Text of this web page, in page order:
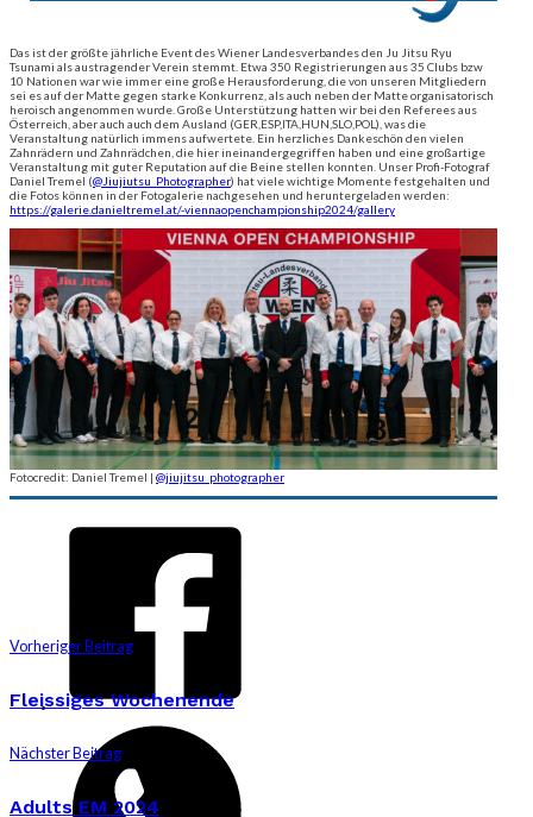
Das ist der größte jährliche Event des Wiener Landesverbandes den Ju Jitsu Ryu
Tsunami als austragender Verein stemmt. Etwa 350 Registrierungen aus 35 Clubs bzw
10 Nationen war wie immer eine große Herausforderung, die von unseren Mitgliedern
sei es auf der Matte gegen starke Konkurrenz, als auch neben der Matte organisatorisch
heroisch angenommen wurde. Große Unterstützung hatten wir bei den Referees aus
Österreich, aber auch auch dem Ausland (GER,ESP,ITA,HUN,SLO,POL), was die
Veranstaltung natürlich immens aufwertete. Ein herzliches Dankeschön den vielen
Zahnrädern und Zahnrädchen, die hier ineinandergegriffen haben und eine großartige
Veranstaltung mit guter Reputation auf die Beine stellen konnten. Unser Profi-Fotograf
Daniel Tremel (@Jiujiutsu_Photographer) hat viele wichtige Momente festgehalten und
die Fotos können in der Fotogalerie nachgesehen und heruntergeladen werden:
https://galerie.danieltremel.at/-viennaopenchampionship2024/gallery
Fotocredit: Daniel Tremel | @jiujitsu_photographer
Vorheriger Beitrag
Fleissiges Wochenende
Nächster Beitrag
Adults EM 2024